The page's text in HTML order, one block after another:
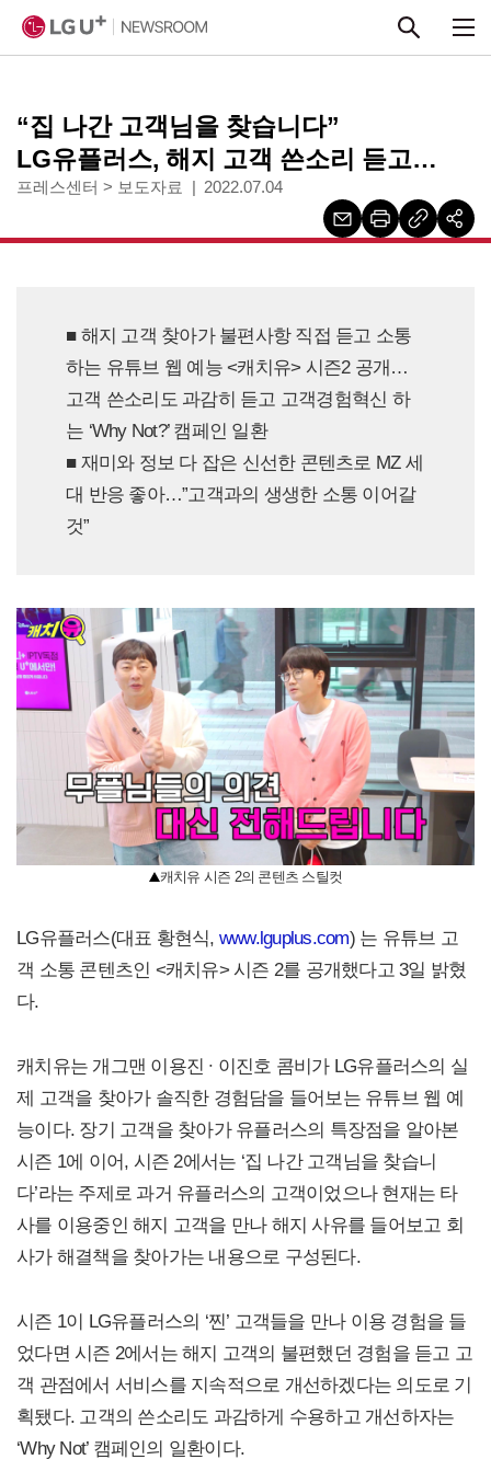
“집 나간 고객님을 찾습니다”
LG유플러스, 해지 고객 쓴소리 듣고
고객경험 혁신한다
프레스센터 > 보도자료 2022.07.04
■ 해지 고객 찾아가 불편사항 직접 듣고 소통
하는 유튜브 웹 예능 <캐치유> 시즌2 공개…
고객 쓴소리도 과감히 듣고 고객경험혁신 하
는 ‘Why Not?’ 캠페인 일환
■ 재미와 정보 다 잡은 신선한 콘텐츠로 MZ 세
대 반응 좋아…”고객과의 생생한 소통 이어갈
것”
캐치유 시즌 2의 콘텐츠 스틸컷
LG유플러스(대표 황현식, www.lguplus.com) 는 유튜브 고
객 소통 콘텐츠인 <캐치유> 시즌 2를 공개했다고 3일 밝혔
다.
캐치유는 개그맨 이용진 ∙ 이진호 콤비가 LG유플러스의 실
제 고객을 찾아가 솔직한 경험담을 들어보는 유튜브 웹 예
능이다. 장기 고객을 찾아가 유플러스의 특장점을 알아본
시즌 1에 이어, 시즌 2에서는 ‘집 나간 고객님을 찾습니
다’라는 주제로 과거 유플러스의 고객이었으나 현재는 타
사를 이용중인 해지 고객을 만나 해지 사유를 들어보고 회
사가 해결책을 찾아가는 내용으로 구성된다.
시즌 1이 LG유플러스의 ‘찐’ 고객들을 만나 이용 경험을 들
었다면 시즌 2에서는 해지 고객의 불편했던 경험을 듣고 고
객 관점에서 서비스를 지속적으로 개선하겠다는 의도로 기
획됐다. 고객의 쓴소리도 과감하게 수용하고 개선하자는
‘Why Not’ 캠페인의 일환이다.